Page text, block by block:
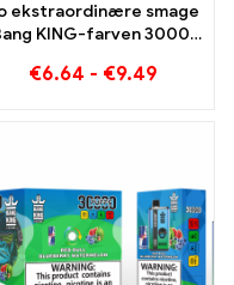
ekstraordinære smage
KING-farven 30000
Hindbær blandet og
€6.64 - €9.49